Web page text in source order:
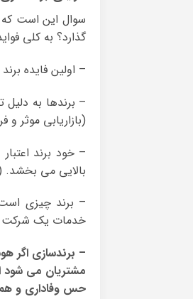
سوال این است
گذارد؟ به کلی
– اولین فایده
– برندها به دلیل
(بازاریابی موثر
– خود برند
بالایی می بخشد.
– برند چیزی
خدمات یک شرکت
– برندسازی اگر
مشتریان می شود
حس وفاداری و